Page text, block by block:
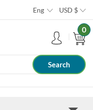
Eng USD $
0